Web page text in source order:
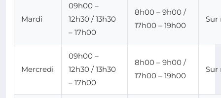
Mardi
09h00 –
12h30 / 13h30
– 17h00
8h00 – 9h00 /
17h00 – 19h00
Sur
Mercredi
09h00 –
12h30 / 13h30
– 17h00
8h00 – 9h00 /
17h00 – 19h00
Sur